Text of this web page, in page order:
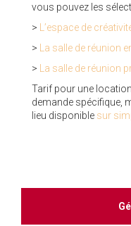
vous pouvez les
> L’espace de
>
La salle de réunion
>
La salle de réunion
Tarif pour une
demande spécifique,
lieu disponible sur